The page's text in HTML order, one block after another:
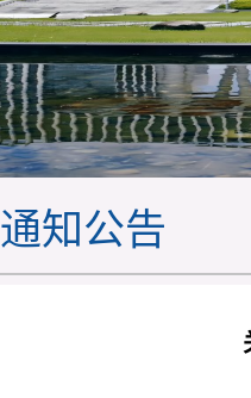
班车服务
设备服务
会务服务
通知公告